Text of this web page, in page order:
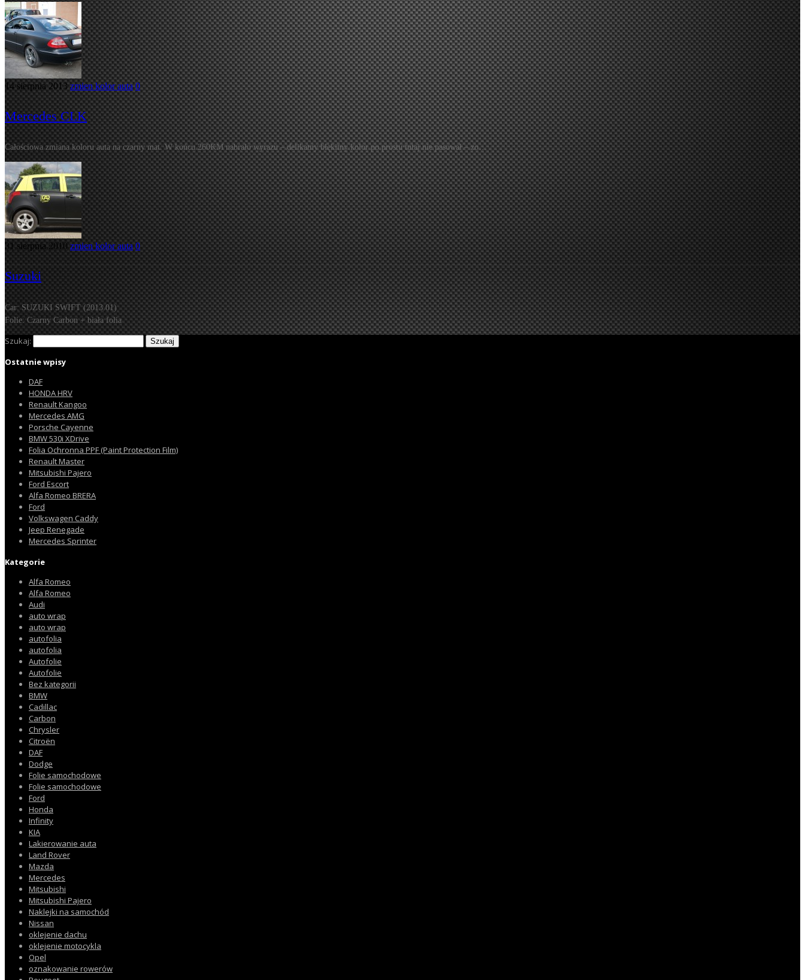
14 sierpnia 2013 zmien kolor auta 0
Mercedes CLK
Całościowa zmiana koloru auta na czarny mat. W końcu 260KM nabrało wyrazu – delikatny błękitny kolor po prostu tutaj nie pasował – zo…
31 sierpnia 2010 zmien kolor auta 0
Suzuki
Car: SUZUKI SWIFT (2013.01)
Folie: Czarny Carbon + biała folia
Szukaj:
Ostatnie wpisy
DAF
HONDA HRV
Renault Kangoo
Mercedes AMG
Porsche Cayenne
BMW 530i XDrive
Folia Ochronna PPF (Paint Protection Film)
Renault Master
Mitsubishi Pajero
Ford Escort
Alfa Romeo BRERA
Ford
Volkswagen Caddy
Jeep Renegade
Mercedes Sprinter
Kategorie
Alfa Romeo
Alfa Romeo
Audi
auto wrap
auto wrap
autofolia
autofolia
Autofolie
Autofolie
Bez kategorii
BMW
Cadillac
Carbon
Chrysler
Citroën
DAF
Dodge
Folie samochodowe
Folie samochodowe
Ford
Honda
Infinity
KIA
Lakierowanie auta
Land Rover
Mazda
Mercedes
Mitsubishi
Mitsubishi Pajero
Naklejki na samochód
Nissan
oklejenie dachu
oklejenie motocykla
Opel
oznakowanie rowerów